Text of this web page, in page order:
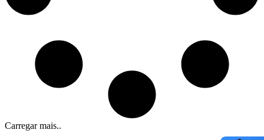
Carregar mais..